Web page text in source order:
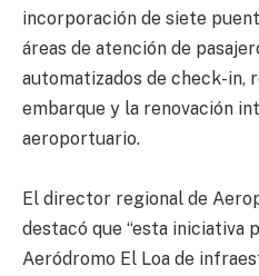
incorporación de siete
áreas de atención de
automatizados de check-in,
embarque y la renovación
aeroportuario.
El director regional de
destacó que “esta iniciativa
Aeródromo El Loa de